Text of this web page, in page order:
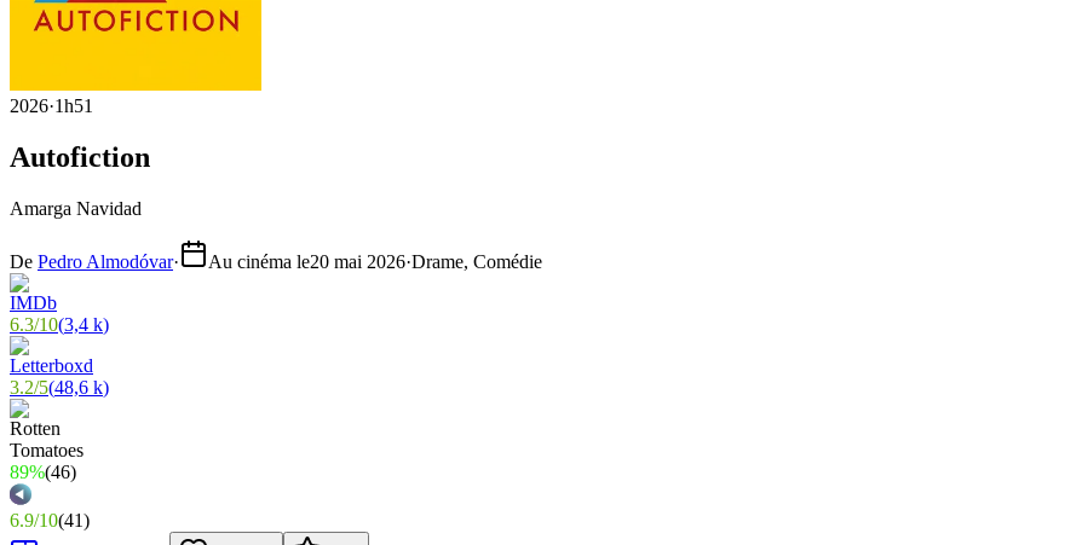
2026·1h51
Autofiction
Amarga Navidad
De Pedro Almodóvar· Au cinéma le20 mai 2026·Drame, Comédie
6.3/10(3,4 k)
3.2/5(48,6 k)
89%(46)
6.9/10(41)